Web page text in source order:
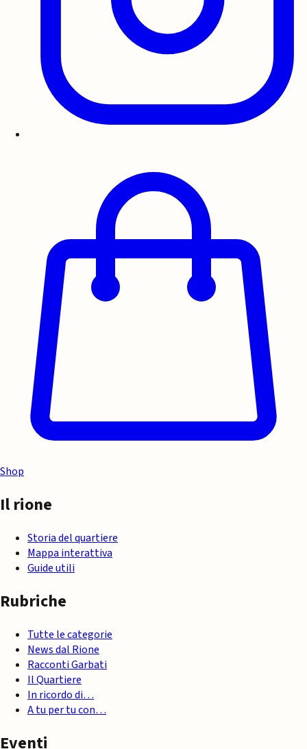
Shop
Il rione
Storia del quartiere
Mappa interattiva
Guide utili
Rubriche
Tutte le categorie
News dal Rione
Racconti Garbati
Il Quartiere
In ricordo di…
A tu per tu con…
Eventi